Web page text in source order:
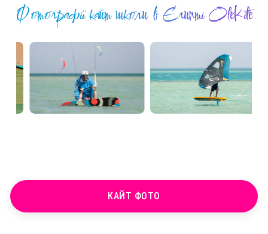
Фотографії кайт школи в Єгипті OleKite
КАЙТ ФОТО